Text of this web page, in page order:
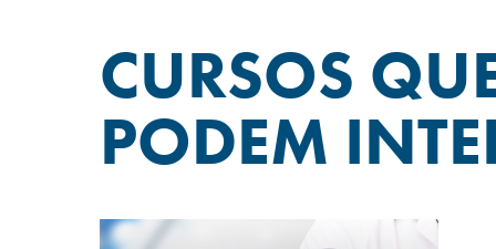
CURSOS
PODEM